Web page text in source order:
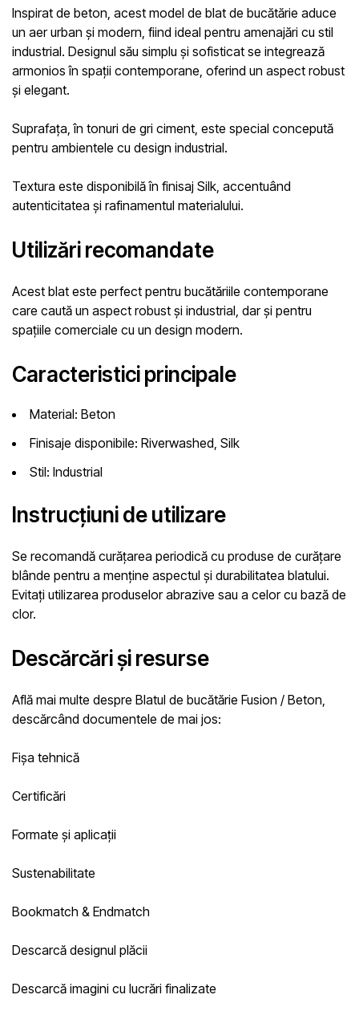
Inspirat de beton, acest model de blat de bucătărie aduce
un aer urban și modern, fiind ideal pentru amenajări cu stil
industrial. Designul său simplu și sofisticat se integrează
armonios în spații contemporane, oferind un aspect robust
și elegant.
Suprafața, în tonuri de gri ciment, este special concepută
pentru ambientele cu design industrial.
Textura este disponibilă în finisaj Silk, accentuând
autenticitatea și rafinamentul materialului.
Utilizări recomandate
Acest blat este perfect pentru bucătăriile contemporane
care caută un aspect robust și industrial, dar și pentru
spațiile comerciale cu un design modern.
Caracteristici principale
Material: Beton
Finisaje disponibile: Riverwashed, Silk
Stil: Industrial
Instrucțiuni de utilizare
Se recomandă curățarea periodică cu produse de curățare
blânde pentru a menține aspectul și durabilitatea blatului.
Evitați utilizarea produselor abrazive sau a celor cu bază de
clor.
Descărcări și resurse
Află mai multe despre Blatul de bucătărie Fusion / Beton,
descărcând documentele de mai jos:
Fișa tehnică
Certificări
Formate și aplicații
Sustenabilitate
Bookmatch & Endmatch
Descarcă designul plăcii
Descarcă imagini cu lucrări finalizate